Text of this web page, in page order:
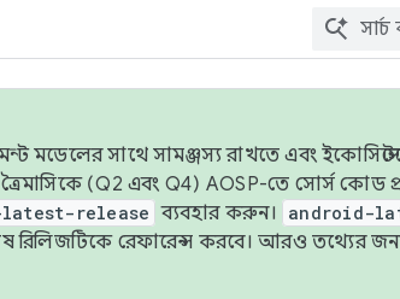
মডেলের সাথে সামঞ্জস্য রাখতে এবং
ত্রৈমাসিকে (Q2 এবং Q4) AOSP-তে সোর্স কোড
release ব্যবহার করুন। android-
রিলিজটিকে রেফারেন্স করবে। আরও তথ্যের